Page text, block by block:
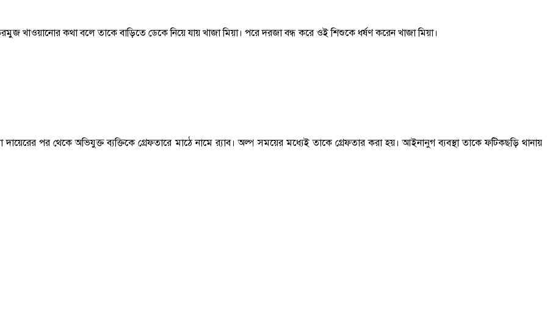
খাওয়ানোর কথা বলে তাকে বাড়িতে ডেকে নিয়ে যায় খাজা মিয়া। পরে দরজা বন্ধ করে ওই শিশুকে ধর্ষণ করেন খাজা মিয়া।
পর থেকে অভিযুক্ত ব্যক্তিকে গ্রেফতারে মাঠে নামে র‍্যাব। অল্প সময়ের মধ্যেই তাকে গ্রেফতার করা হয়। আইনানুগ ব্যবস্থা তাকে ফটিকছড়ি থানায়